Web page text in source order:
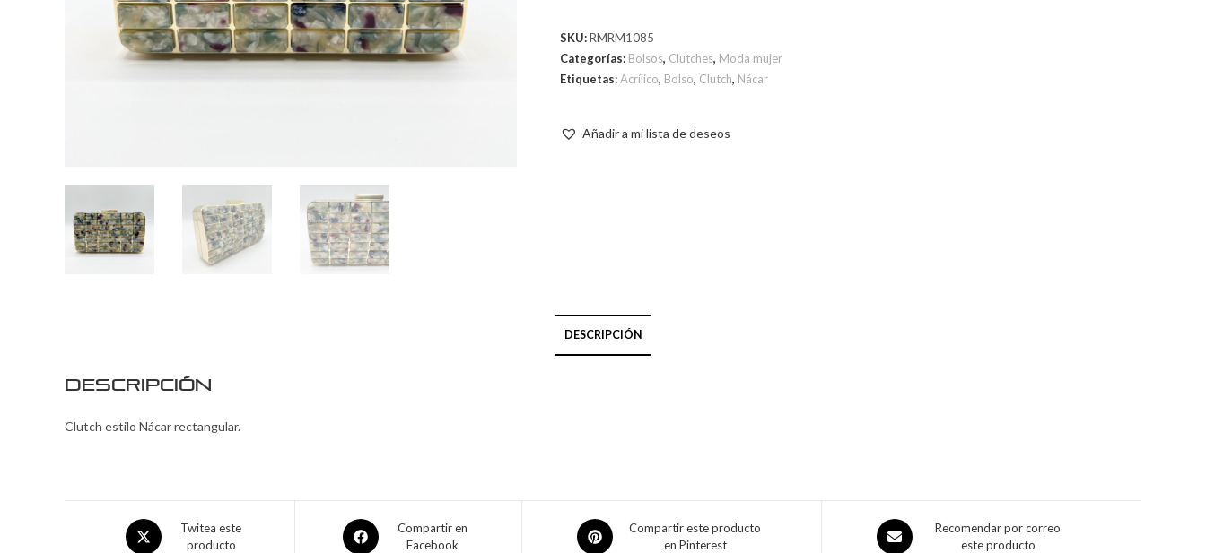
SKU:RMRM1085
Categorías: Bolsos, Clutches, Moda mujer
Etiquetas:Acrílico, Bolso, Clutch, Nácar
Añadir a mi lista de deseos
DESCRIPCIÓN
Descripción
Clutch estilo Nácar rectangular.
Twitea este
producto
Compartir en
Facebook
Compartir este producto
en Pinterest
Recomendar por correo
este producto